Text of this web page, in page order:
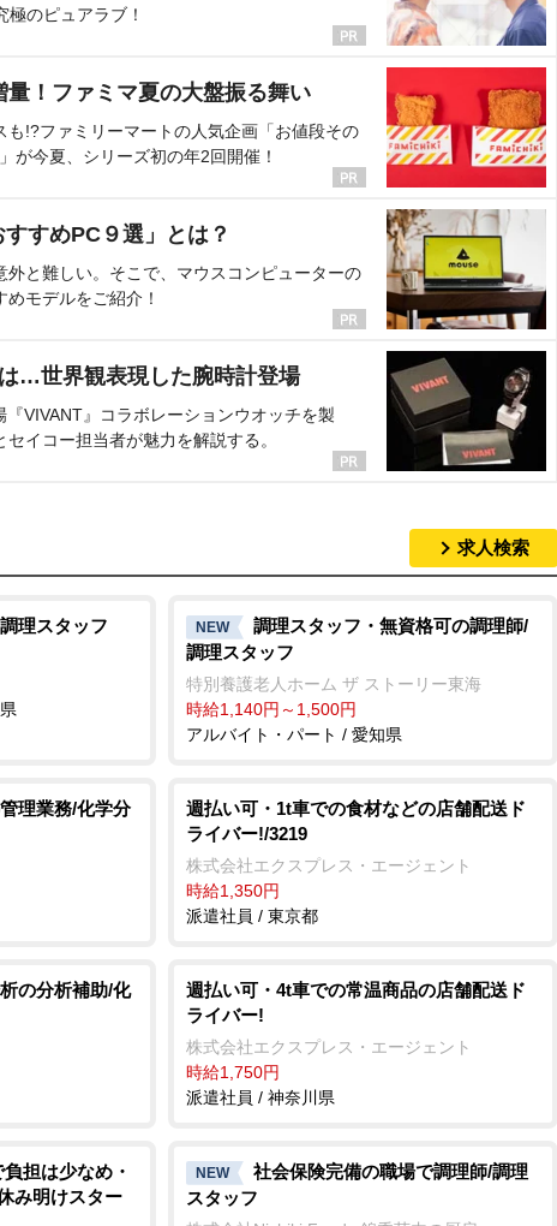
のピュアラブ！
量！ファミマ夏の大盤振る舞い
も!?ファミリーマートの人気企画「お値段その
が今夏、シリーズ初の年2回開催！
すめPC９選」とは？
外と難しい。そこで、マウスコンピューターの
モデルをご紹介！
…世界観表現した腕時計登場
VIVANT』コラボレーションウオッチを製
イコー担当者が魅力を解説する。
求人検索
理スタッフ NEW
調理スタッフ・無資格可の調理師/
調理スタッフ
特別養護老人ホーム ザ ストーリー東海
時給1,140円～1,500円
アルバイト・パート / 愛知県
理業務/化学分
週払い可・1t車での食材などの店舗配送ド
ライバー!/3219
株式会社エクスプレス・エージェント
時給1,350円
派遣社員 / 東京都
の分析補助/化
週払い可・4t車での常温商品の店舗配送ド
ライバー!
株式会社エクスプレス・エージェント
時給1,750円
派遣社員 / 神奈川県
担は少なめ・
み明けスター
NEW
社会保険完備の職場で調理師/調理
スタッフ